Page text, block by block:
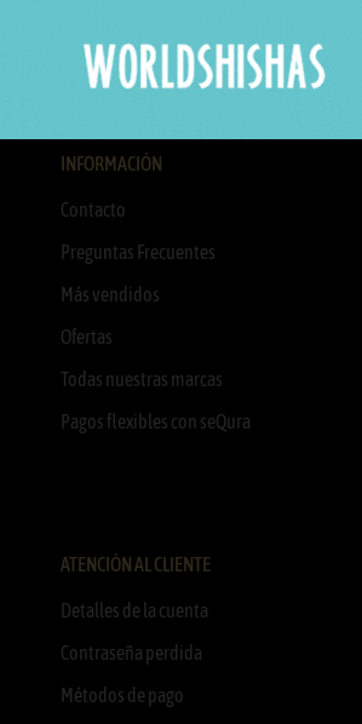
INFORMACIÓN
Contacto
Preguntas Frecuentes
Más vendidos
Ofertas
Todas nuestras marcas
Pagos flexibles con seQura
ATENCIÓN AL CLIENTE
Detalles de la cuenta
Contraseña perdida
Métodos de pago